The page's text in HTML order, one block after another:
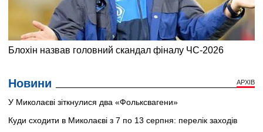
Новини АРХІВ
У Миколаєві зіткнулися два «Фольксвагени»
Куди сходити в Миколаєві з 7 по 13 серпня: перелік заходів